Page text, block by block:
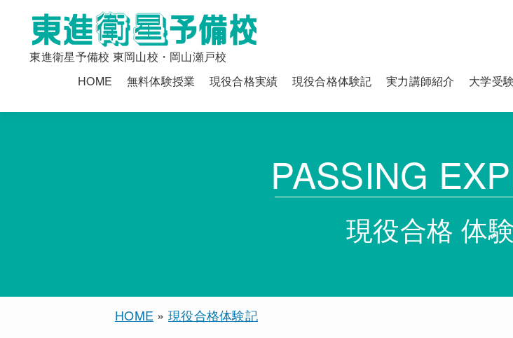
東進衛星予備校 東岡山校・岡山瀬戸校
HOME
無料体験授業 現役合格実績 現役合格体験記 実力講師紹介 大学受
PASSING
現役合格 体
HOME »現役合格体験記